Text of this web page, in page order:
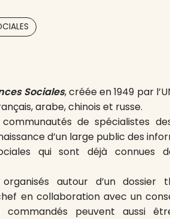
Sociales, créée en 1949 par
arabe, chinois et russe.
de spécialistes
d’un large public des
qui sont déjà connues
autour d’un dossier
en collaboration avec un
commandés peuvent aussi